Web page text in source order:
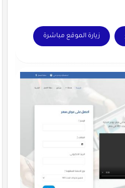
زيارة الموقع مباشرة